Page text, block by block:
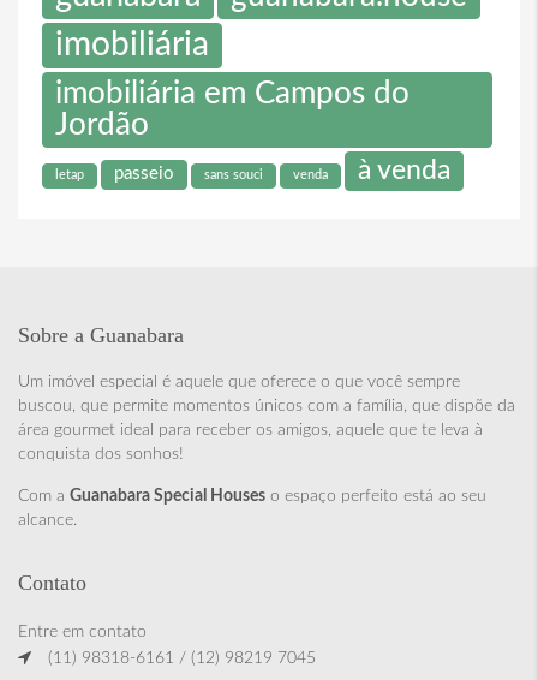
imobiliária
imobiliária em Campos do
Jordão
letap passeio sans souci venda à venda
Sobre a Guanabara
Um imóvel especial é aquele que oferece o que você sempre
buscou, que permite momentos únicos com a família, que dispõe da
área gourmet ideal para receber os amigos, aquele que te leva à
conquista dos sonhos!
Com a Guanabara Special Houses o espaço perfeito está ao seu
alcance.
Contato
Entre em contato
(11) 98318-6161 / (12) 98219 7045